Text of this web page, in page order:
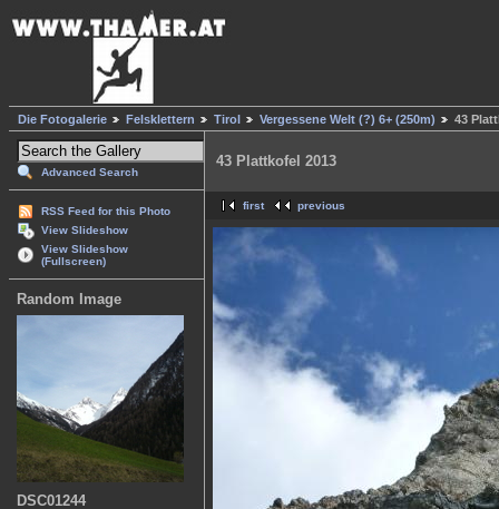
Die Fotogalerie Felsklettern Tirol Vergessene Welt (?) 6+ (250m) 43
Advanced Search
RSS Feed for this Photo
View Slideshow
View Slideshow
(Fullscreen)
Random Image
DSC01244
43 Plattkofel 2013
first previous